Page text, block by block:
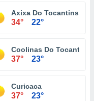
Axixa Do Tocantins
34° 22°
Coolinas Do Tocantins
37° 23°
Curicaca
37° 23°